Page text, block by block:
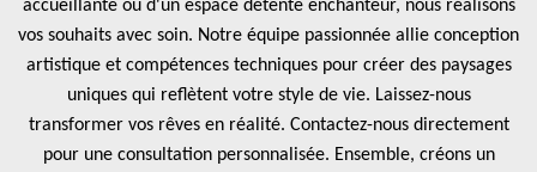
accueillante ou d'un espace détente enchanteur, nous réalisons
vos souhaits avec soin. Notre équipe passionnée allie conception
artistique et compétences techniques pour créer des paysages
uniques qui reflètent votre style de vie. Laissez-nous
transformer vos rêves en réalité. Contactez-nous directement
pour une consultation personnalisée. Ensemble, créons un